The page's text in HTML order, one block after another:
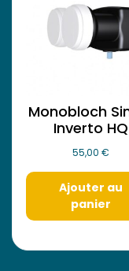
Monobloch
Inverto HQ
55,00 €
Ajouter au
panier